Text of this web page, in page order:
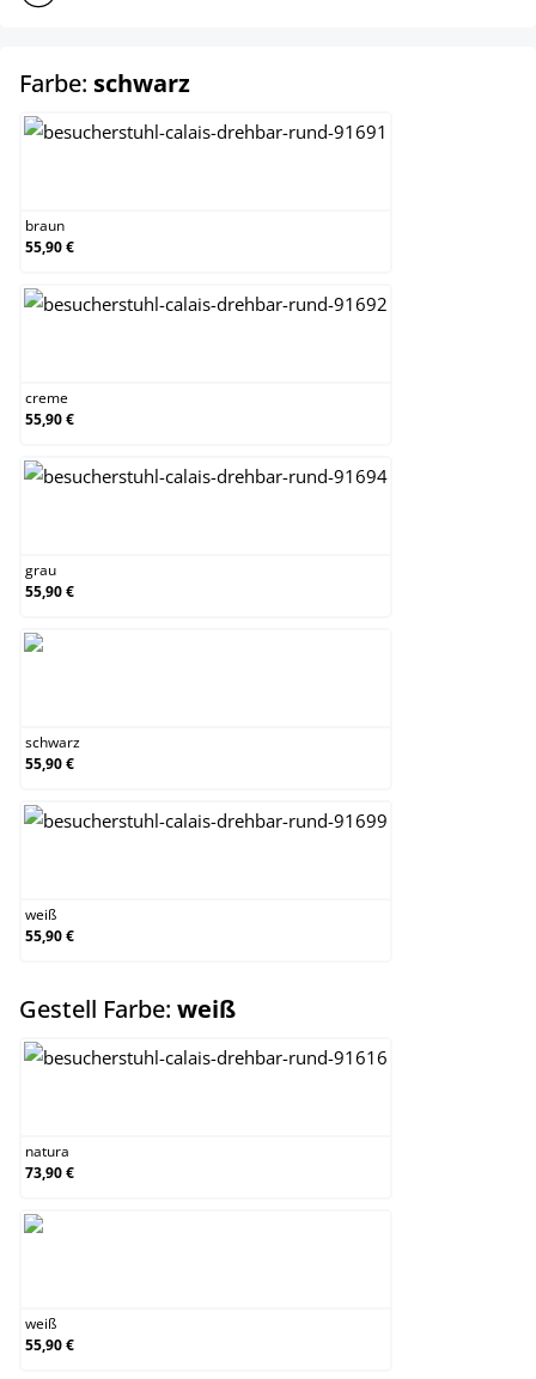
Farbe: schwarzauswählen
braun
55,90 €
creme
55,90 €
grau
55,90 €
schwarz
55,90 €
weiß
55,90 €
Gestell Farbe: weißauswählen
natura
73,90 €
weiß
55,90 €